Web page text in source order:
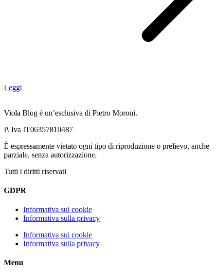
Leggi
Viola Blog è un’esclusiva di Pietro Moroni.
P. Iva IT06357810487
È espressamente vietato ogni tipo di riproduzione o prelievo, anche
parziale, senza autorizzazione.
Tutti i diritti riservati
GDPR
Informativa sui cookie
Informativa sulla privacy
Informativa sui cookie
Informativa sulla privacy
Menu